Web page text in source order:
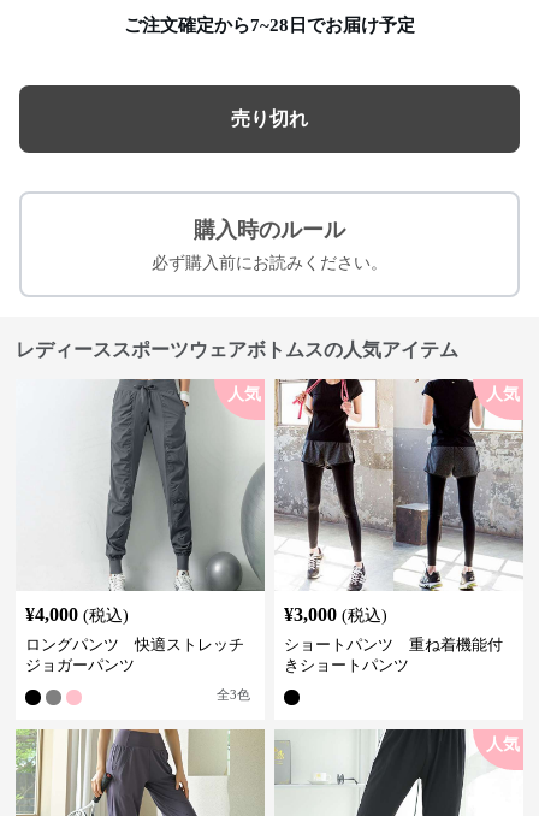
ご注文確定から7~28日でお届け予定
売り切れ
購入時のルール
必ず購入前にお読みください。
レディーススポーツウェアボトムスの人気アイテム
人気
¥4,000 (税込)
ロングパンツ 快適ストレッチ
ジョガーパンツ
全3色
人気
¥3,000 (税込)
ショートパンツ 重ね着機能付
きショートパンツ
人気